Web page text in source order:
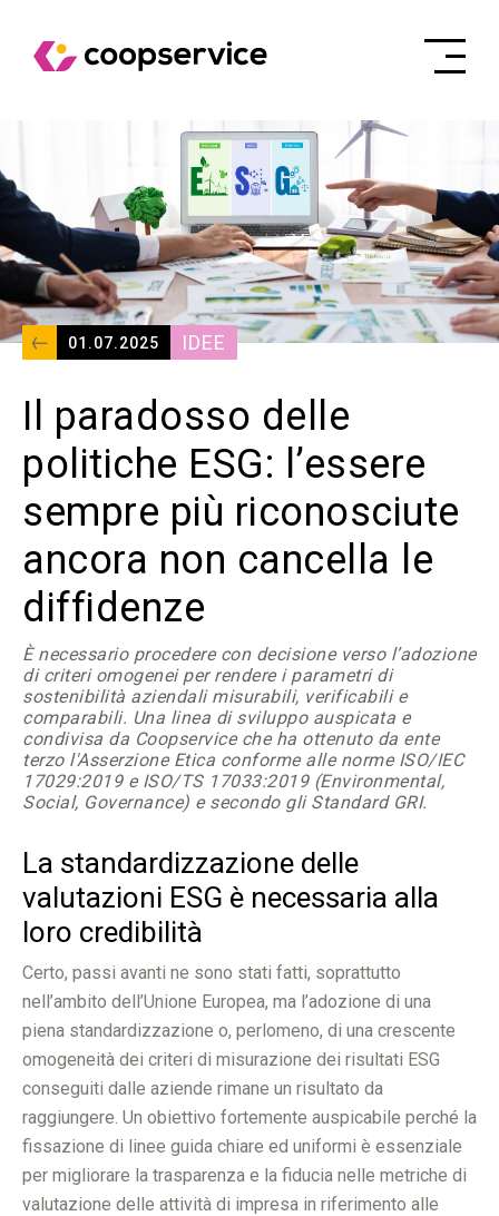
01.07.2025 IDEE
Il paradosso delle
politiche ESG: l’essere
sempre più riconosciute
ancora non cancella le
diffidenze
È necessario procedere con decisione verso l’adozione
di criteri omogenei per rendere i parametri di
sostenibilità aziendali misurabili, verificabili e
comparabili. Una linea di sviluppo auspicata e
condivisa da Coopservice che ha ottenuto da ente
terzo l'Asserzione Etica conforme alle norme ISO/IEC
17029:2019 e ISO/TS 17033:2019 (Environmental,
Social, Governance) e secondo gli Standard GRI.
La standardizzazione delle
valutazioni ESG è necessaria alla
loro credibilità
Certo, passi avanti ne sono stati fatti, soprattutto
nell’ambito dell’Unione Europea, ma l’adozione di una
piena standardizzazione o, perlomeno, di una crescente
omogeneità dei criteri di misurazione dei risultati ESG
conseguiti dalle aziende rimane un risultato da
raggiungere. Un obiettivo fortemente auspicabile perché la
fissazione di linee guida chiare ed uniformi è essenziale
per migliorare la trasparenza e la fiducia nelle metriche di
valutazione delle attività di impresa in riferimento alle